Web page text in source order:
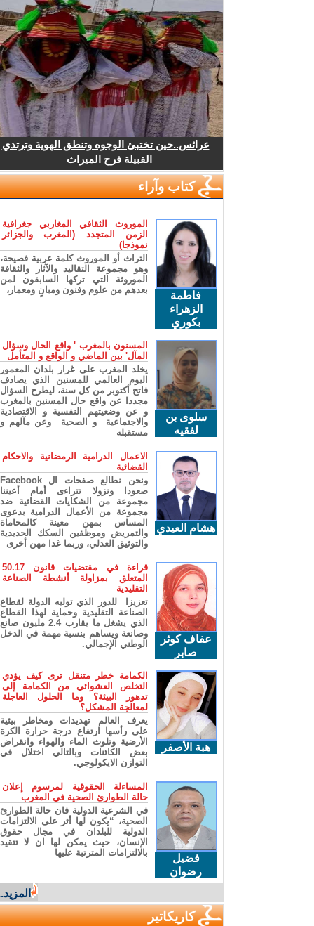
عرائس..حين تختبئ الوجوه وتنطق الهوية وترتدي
القبيلة فرح الميراث
كتاب وآراء
فاطمة
الزهراء
بكوري
الموروث الثقافي المغاربي جغرافية
الزمن المتجدد (المغرب والجزائر
نموذجا)
التراث أو الموروث كلمة عربية فصيحة،
وهو مجموعة التقاليد والآثار والثقافة
الموروثة التي تركها السابقون لمن
بعدهم من علوم وفنون ومبانٍ ومعمار،
سلوى بن
لفقيه
المسنون بالمغرب ' واقع الحال وسؤال
المآل' بين الماضي و الواقع و المتأمل
يخلد المغرب على غرار بلدان المعمور
اليوم العالمي للمسنين الذي يصادف
فاتح أكتوبر من كل سنة، ليطرح السؤال
مجددا عن واقع حال المسنين بالمغرب
و عن وضعيتهم النفسية و الاقتصادية
والاجتماعية و الصحية وعن مآلهم و
مستقبله
هشام العيدي
الاعمال الدرامية الرمضانية والاحكام
القضائية
ونحن نطالع صفحات ال Facebook
صعودا ونزولا تتراءى أمام أعيننا
مجموعة من الشكايات القضائية ضد
مجموعة من الأعمال الدرامية بدعوى
المساس بمهن معينة كالمحاماة
والتمريض وموظفين السكك الحديدية
والتوثيق العدلي، وربما غدا مهن أخرى
عفاف كوثر
صابر
قراءة في مقتضيات قانون 50.17
المتعلق بمزاولة أنشطة الصناعة
التقليدية
تعزيزا للدور الذي توليه الدولة لقطاع
الصناعة التقليدية وحماية لهذا القطاع
الذي يشغل ما يقارب 2.4 مليون صانع
وصانعة ويساهم بنسبة مهمة في الدخل
الوطني الإجمالي.
هبة الأصفر
الكمامة خطر متنقل ترى كيف يؤدي
التخلص العشوائي من الكمامة إلى
تدهور البيئة؟ وما الحلول العاجلة
لمعالجة المشكل؟
يعرف العالم تهديدات ومخاطر بيئية
على رأسها ارتفاع درجة حرارة الكرة
الأرضية وتلوث الماء والهواء وانقراض
بعض الكائنات وبالتالي اختلال في
التوازن الايكولوجي.
فضيل
رضوان
المساءلة الحقوقية لمرسوم إعلان
حالة الطوارئ الصحية في المغرب
في الشرعية الدولية فان حالة الطوارئ
الصحية، “يكون لها أثر على الالتزامات
الدولية للبلدان في مجال حقوق
الإنسان، حيث يمكن لها ان لا تتقيد
بالالتزامات المترتبة عليها
المزيد...
كاريكاتير